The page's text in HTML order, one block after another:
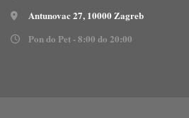
Antunovac 27, 10000 Zagreb
Pon do Pet - 8:00 do 20:00